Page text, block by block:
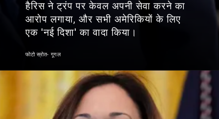
हैरिस ने ट्रंप पर केवल अपनी सेवा करने का
आरोप लगाया, और सभी अमेरिकियों के लिए
एक 'नई दिशा' का वादा किया।
फोटो स्रोत- गूगल